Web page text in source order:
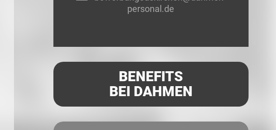
personal.de
BENEFITS
BEI DAHMEN